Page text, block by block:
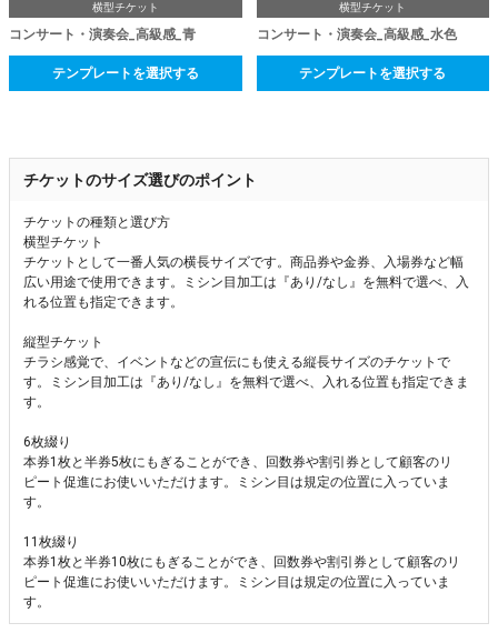
横型チケット
コンサート・演奏会_高級感_青
テンプレートを選択する
横型チケット
コンサート・演奏会_高級感_水色
テンプレートを選択する
チケットのサイズ選びのポイント
チケットの種類と選び方
横型チケット
チケットとして一番人気の横長サイズです。商品券や金券、入場券など幅
広い用途で使用できます。ミシン目加工は『あり/なし』を無料で選べ、入
れる位置も指定できます。
縦型チケット
チラシ感覚で、イベントなどの宣伝にも使える縦長サイズのチケットで
す。ミシン目加工は『あり/なし』を無料で選べ、入れる位置も指定できま
す。
6枚綴り
本券1枚と半券5枚にもぎることができ、回数券や割引券として顧客のリ
ピート促進にお使いいただけます。ミシン目は規定の位置に入っていま
す。
11枚綴り
本券1枚と半券10枚にもぎることができ、回数券や割引券として顧客のリ
ピート促進にお使いいただけます。ミシン目は規定の位置に入っていま
す。